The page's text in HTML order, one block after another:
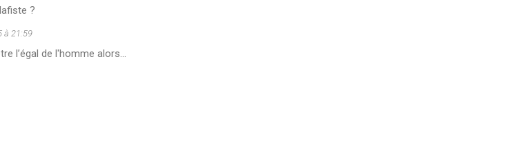
?
à 21:59
l’égal de l'homme alors...